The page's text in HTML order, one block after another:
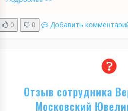
0 0 Добавить
Отзыв сотрудника
Московский